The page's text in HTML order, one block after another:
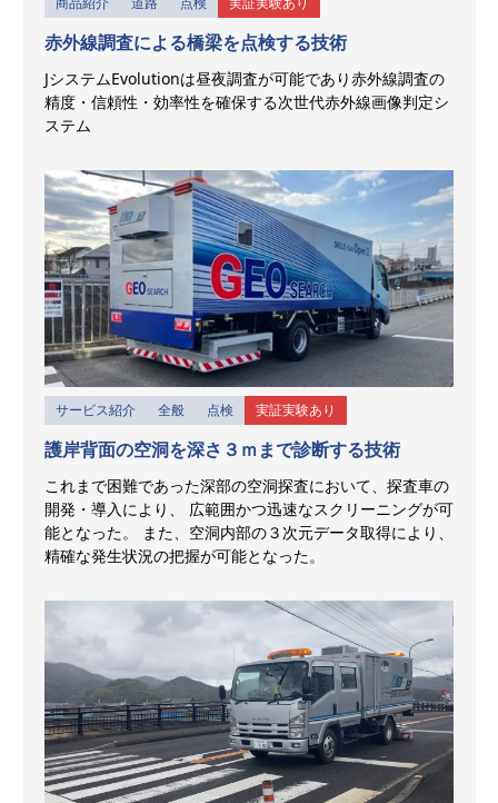
赤外線調査による橋梁を点検する技術
JシステムEvolutionは昼夜調査が可能であり赤外線調査の
精度・信頼性・効率性を確保する次世代赤外線画像判定シ
ステム
サービス紹介 全般 点検 実証実験あり
護岸背面の空洞を深さ３ｍまで診断する技術
これまで困難であった深部の空洞探査において、探査車の
開発・導入により、 広範囲かつ迅速なスクリーニングが可
能となった。 また、空洞内部の３次元データ取得により、
精確な発生状況の把握が可能となった。